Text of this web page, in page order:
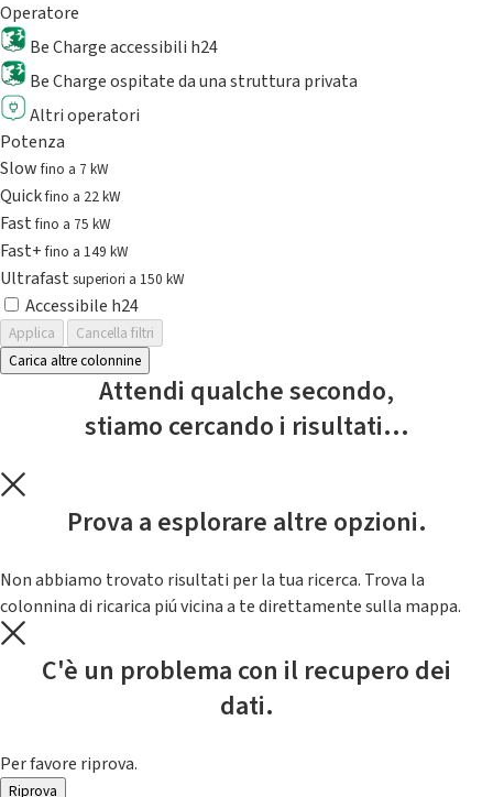
Operatore
Be Charge accessibili h24
Be Charge ospitate da una struttura privata
Altri operatori
Potenza
Slowfino a 7 kW
Quickfino a 22 kW
Fastfino a 75 kW
Fast+fino a 149 kW
Ultrafast superiori a 150 kW
Accessibile h24
Applica
Cancella filtri
Carica altre colonnine
Attendi qualche secondo,
stiamo cercando i risultati...
Prova a esplorare altre opzioni.
Non abbiamo trovato risultati per la tua ricerca. Trova la
colonnina di ricarica piú vicina a te direttamente sulla mappa.
C'è un problema con il recupero dei
dati.
Per favore riprova.
Riprova